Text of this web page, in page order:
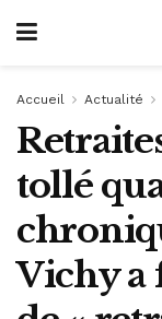
Accueil Actualité
tollé
Vichy a